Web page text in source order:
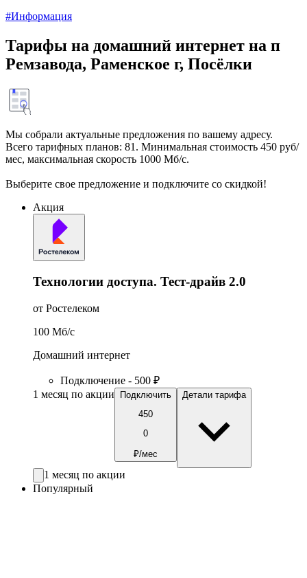
#Информация
Тарифы на домашний интернет на п
Ремзавода, Раменское г, Посёлки
Мы собрали актуальные предложения по вашему адресу.
Всего тарифных планов: 81. Минимальная стоимость 450 руб/
мес, максимальная скорость 1000 Мб/с.
Выберите свое предложение и подключите со скидкой!
Акция
Технологии доступа. Тест-драйв 2.0
от Ростелеком
100 Мб/c
Домашний интернет
Подключение - 500 ₽
1 месяц по акции
Подключить
450
0
₽/мес
Детали тарифа
1 месяц по акции
Популярный